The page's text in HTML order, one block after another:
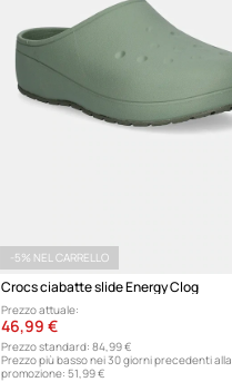
-5% NEL CARRELLO
Crocs ciabatte slide Energy Clog
Prezzo attuale:
46,99 €
Prezzo standard: 84,99 €
Prezzo più basso nei 30 giorni precedenti alla
promozione: 51,99 €